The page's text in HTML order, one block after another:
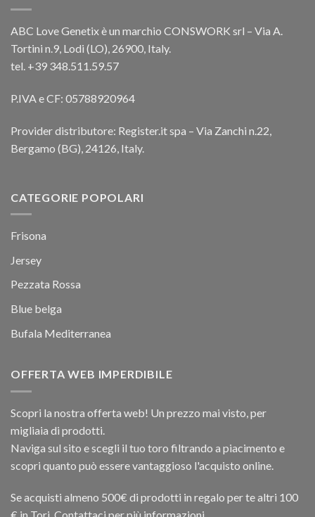
ABC Love Genetix è un marchio CONSWORK srl – Via A.
Tortini n.9, Lodi (LO), 26900, Italy.
tel. +39 348.511.59.57
P.IVA e CF: 05788920964
Provider distributore: Register.it spa – Via Zanchi n.22,
Bergamo (BG), 24126, Italy.
CATEGORIE POPOLARI
Frisona
Jersey
Pezzata Rossa
Blue belga
Bufala Mediterranea
OFFERTA WEB IMPERDIBILE
Scopri la nostra offerta web! Un prezzo mai visto, per
migliaia di prodotti.
Naviga sul sito e scegli il tuo toro filtrando a piacimento e
scopri quanto può essere vantaggioso l'acquisto online.
Se acquisti almeno 500€ di prodotti in regalo per te altri 100